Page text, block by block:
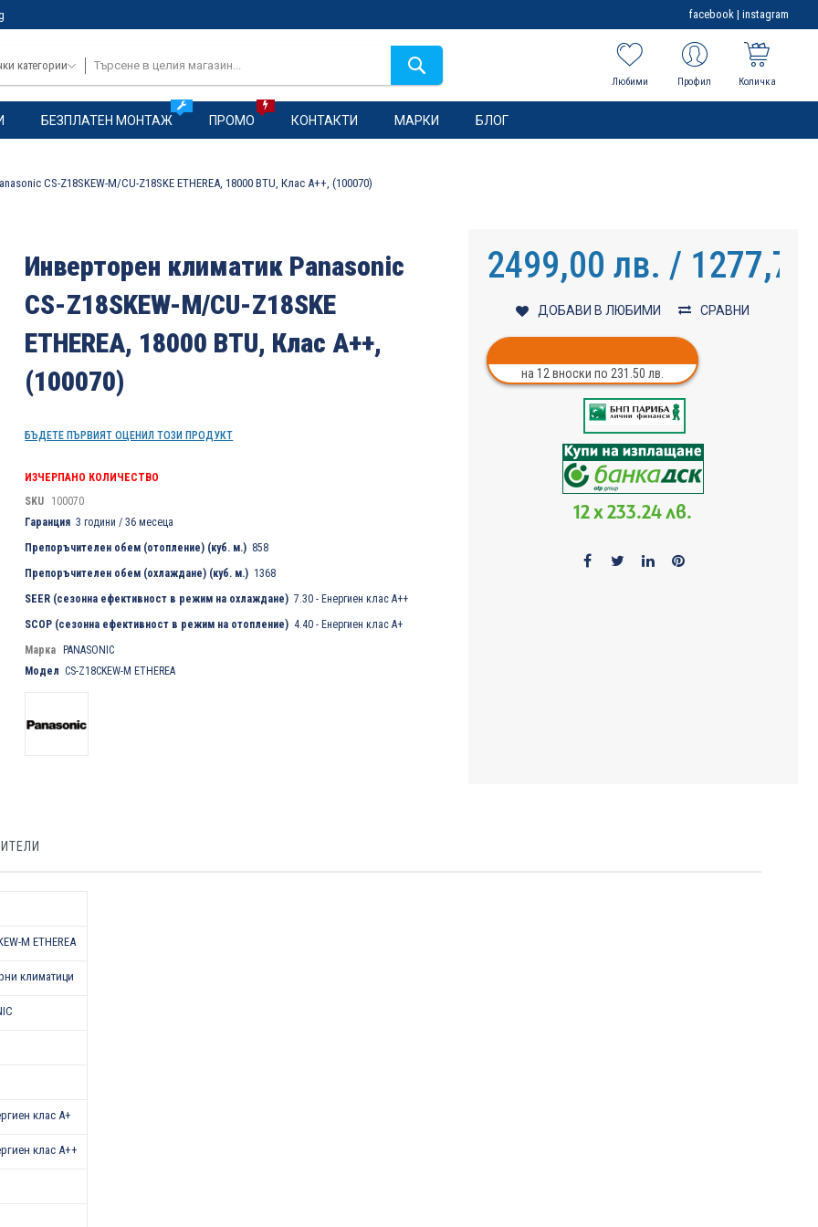
facebook | instagram
категории
Любими Профил Количка
БЕЗПЛАТЕН МОНТАЖ ПРОМО КОНТАКТИ МАРКИ БЛОГ
CS-Z18SKEW-M/CU-Z18SKE ETHEREA, 18000 BTU, Клас A++, (100070)
Инверторен климатик Panasonic
CS-Z18SKEW-M/CU-Z18SKE
ETHEREA, 18000 BTU, Клас A++,
(100070)
БЪДЕТЕ ПЪРВИЯТ ОЦЕНИЛ ТОЗИ ПРОДУКТ
ИЗЧЕРПАНО КОЛИЧЕСТВО
SKU
100070
Гаранция 3 години / 36 месеца
Препоръчителен обем (отопление) (куб. м.) 858
Препоръчителен обем (охлаждане) (куб. м.) 1368
SEER (сезонна ефективност в режим на охлаждане) 7.30 - Енергиен клас А++
SCOP (сезонна ефективност в режим на отопление) 4.40 - Енергиен клас А+
Марка PANASONIC
Модел CS-Z18СKEW-M ETHEREA
2499,00 лв. / 1277,72
ДОБАВИ В ЛЮБИМИ СРАВНИ
на 12 вноски по 231.50 лв.
12 x 233.24 лв.
M ETHEREA
климатици
клас А+
клас А++